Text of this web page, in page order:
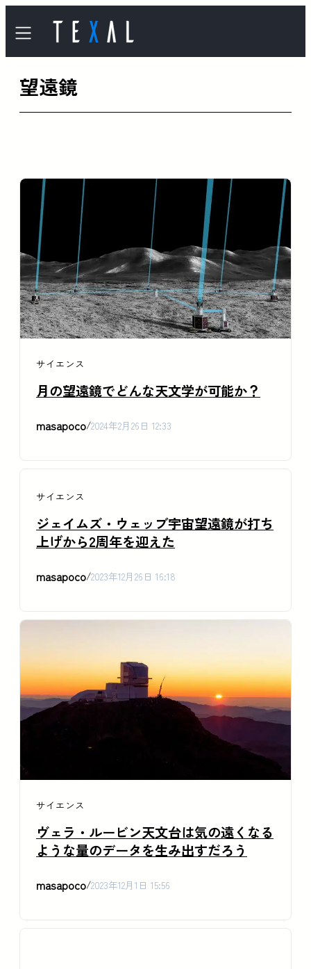
容
を
望遠鏡
サイエンス
月の望遠鏡でどんな天文学が可能か？
masapoco/2024年2月26日 12:33
サイエンス
ジェイムズ・ウェッブ宇宙望遠鏡が打ち
上げから2周年を迎えた
masapoco/2023年12月26日 16:18
サイエンス
ヴェラ・ルービン天文台は気の遠くなる
ような量のデータを生み出すだろう
masapoco/2023年12月1日 15:56